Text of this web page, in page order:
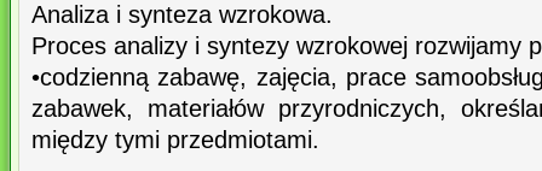
Analiza i synteza wzrokowa.
Proces analizy i syntezy wzrokowej rozwijamy
•codzienną zabawę, zajęcia, prace
zabawek, materiałów przyrodniczych,
między tymi przedmiotami.